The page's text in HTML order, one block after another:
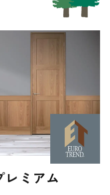
レミアム